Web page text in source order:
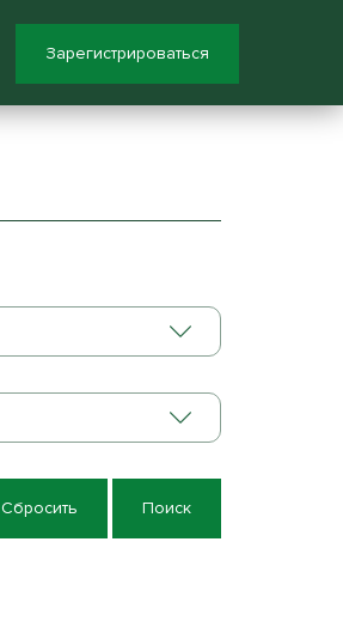
Зарегистрироваться
Сбросить Поиск